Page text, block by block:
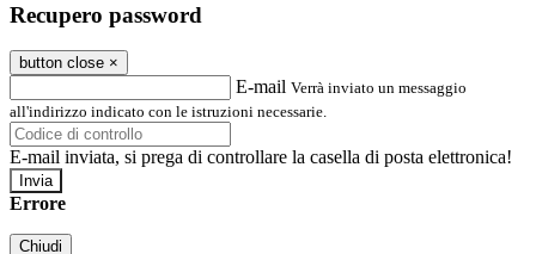
Recupero password
button close ×
E-mail Verrà inviato un messaggio
all'indirizzo indicato con le istruzioni necessarie.
E-mail inviata, si prega di controllare la casella di posta elettronica!
Errore
Chiudi